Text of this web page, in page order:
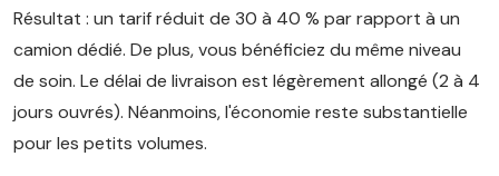
Résultat : un tarif réduit de 30 à 40 % par rapport à un
camion dédié. De plus, vous bénéficiez du même niveau
de soin. Le délai de livraison est légèrement allongé (2 à 4
jours ouvrés). Néanmoins, l'économie reste substantielle
pour les petits volumes.